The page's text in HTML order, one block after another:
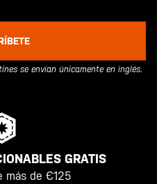
se envían únicamente en inglés.
GRATIS
más de €125